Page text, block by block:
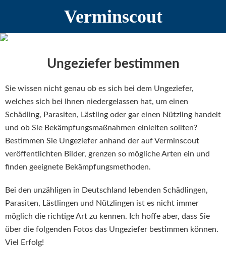
springen
springen
Verminscout
Ungeziefer bestimmen
Sie wissen nicht genau ob es sich bei dem Ungeziefer,
welches sich bei Ihnen niedergelassen hat, um einen
Schädling, Parasiten, Lästling oder gar einen Nützling handelt
und ob Sie Bekämpfungsmaßnahmen einleiten sollten?
Bestimmen Sie Ungeziefer anhand der auf Verminscout
veröffentlichten Bilder, grenzen so mögliche Arten ein und
finden geeignete Bekämpfungsmethoden.
Bei den unzähligen in Deutschland lebenden Schädlingen,
Parasiten, Lästlingen und Nützlingen ist es nicht immer
möglich die richtige Art zu kennen. Ich hoffe aber, dass Sie
über die folgenden Fotos das Ungeziefer bestimmen können.
Viel Erfolg!